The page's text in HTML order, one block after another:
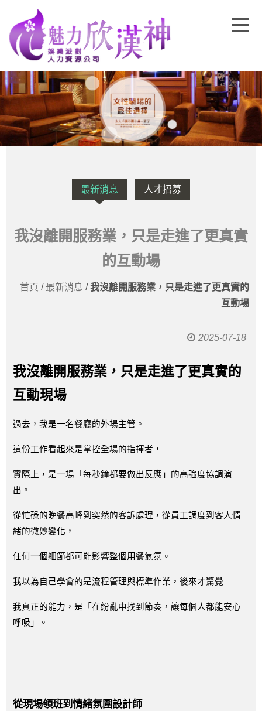
最新消息 人才招募
我沒離開服務業，只是走進了更真實
的互動場
首頁 / 最新消息 /我沒離開服務業，只是走進了更真實的
互動場
2025-07-18
我沒離開服務業，只是走進了更真實的
互動現場
過去，我是一名餐廳的外場主管。
這份工作看起來是掌控全場的指揮者，
實際上，是一場「每秒鐘都要做出反應」的高強度協調演
出。
從忙碌的晚餐高峰到突然的客訴處理，從員工調度到客人情
緒的微妙變化，
任何一個細節都可能影響整個用餐氣氛。
我以為自己學會的是流程管理與標準作業，後來才驚覺——
我真正的能力，是「在紛亂中找到節奏，讓每個人都能安心
呼吸」。
從現場領班到情緒氛圍設計師